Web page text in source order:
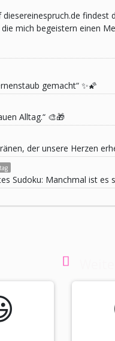
diesereinespruch.de
mich begeistern einen
gemacht“ ✨🌠
Alltag.“ 🎨🎁
der unsere Herzen
Sudoku: Manchmal ist